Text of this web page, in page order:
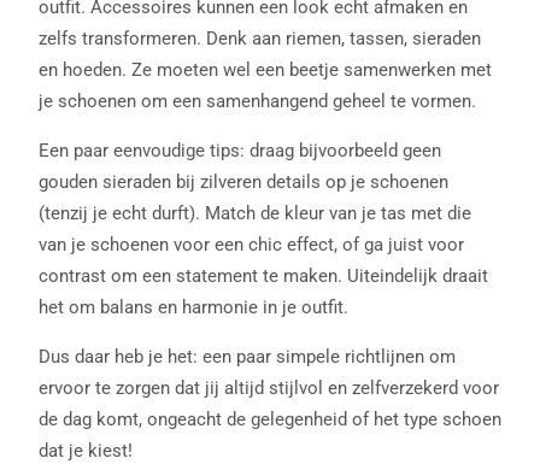
outfit. Accessoires kunnen een look echt afmaken en
zelfs transformeren. Denk aan riemen, tassen, sieraden
en hoeden. Ze moeten wel een beetje samenwerken met
je schoenen om een samenhangend geheel te vormen.
Een paar eenvoudige tips: draag bijvoorbeeld geen
gouden sieraden bij zilveren details op je schoenen
(tenzij je echt durft). Match de kleur van je tas met die
van je schoenen voor een chic effect, of ga juist voor
contrast om een statement te maken. Uiteindelijk draait
het om balans en harmonie in je outfit.
Dus daar heb je het: een paar simpele richtlijnen om
ervoor te zorgen dat jij altijd stijlvol en zelfverzekerd voor
de dag komt, ongeacht de gelegenheid of het type schoen
dat je kiest!